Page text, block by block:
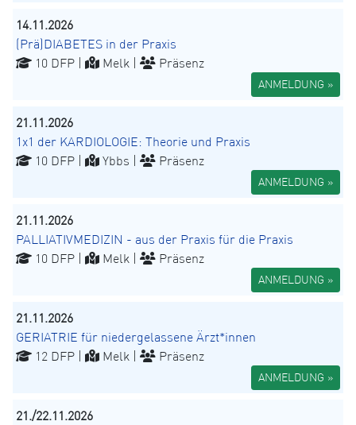
14.11.2026
(Prä)DIABETES in der Praxis
10 DFP |
Melk | Präsenz
ANMELDUNG »
21.11.2026
1x1 der KARDIOLOGIE: Theorie und Praxis
10 DFP |
Ybbs | Präsenz
ANMELDUNG »
21.11.2026
PALLIATIVMEDIZIN - aus der Praxis für die Praxis
10 DFP |
Melk | Präsenz
ANMELDUNG »
21.11.2026
GERIATRIE für niedergelassene Ärzt*innen
12 DFP |
Melk | Präsenz
ANMELDUNG »
21./22.11.2026